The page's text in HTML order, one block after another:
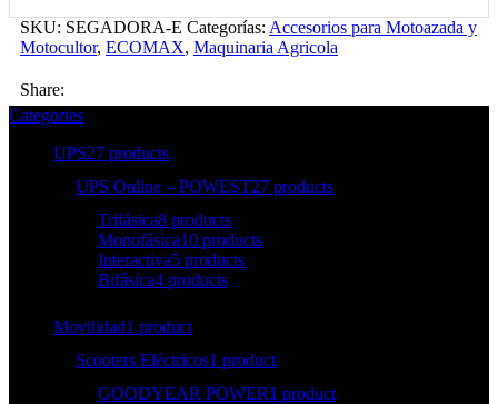
SKU: SEGADORA-E Categorías: Accesorios para Motoazada y
Motocultor, ECOMAX, Maquinaria Agricola
Share:
Categories
UPS27 products
UPS Online – POWEST27 products
Trifásica8 products
Monofásica10 products
Interactiva5 products
Bifásica4 products
Movilidad1 product
Scooters Eléctricos1 product
GOODYEAR POWER1 product